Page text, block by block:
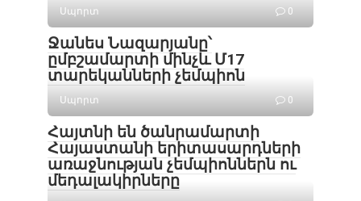
Սպորտ 0
Ջանես Նազարյանը՝
ըմբշամարտի մինչև Մ17
տարեկանների չեմպիոն
Սպորտ 0
Հայտնի են ծանրամարտի
Հայաստանի երիտասարդների
առաջնության չեմպիոններն ու
մեդալակիրները